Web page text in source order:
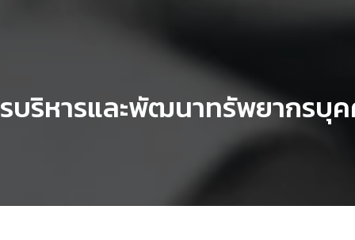
บริหารและพัฒนาทรัพยากรบุ